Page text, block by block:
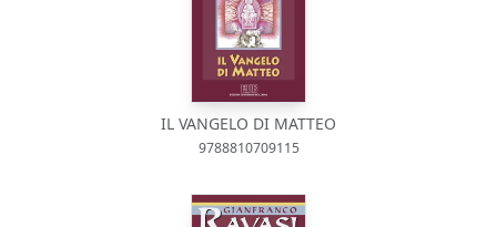
IL VANGELO DI MATTEO
9788810709115